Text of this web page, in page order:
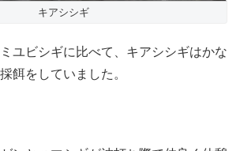
キアシシギ
ユビシギに比べて、キアシシギはかな
餌をしていました。